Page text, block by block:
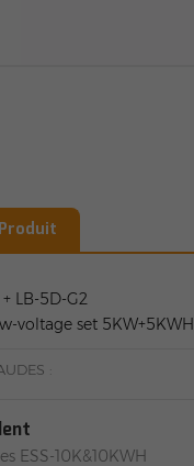
LB-5D-G2
voltage set 5KW+5KWH
:
ESS-10K&10KWH